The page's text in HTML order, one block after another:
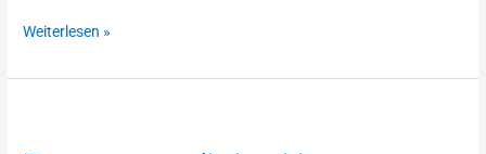
Session
Weiterlesen »